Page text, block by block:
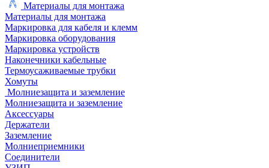
Материалы для монтажа
Материалы для монтажа
Маркировка для кабеля и клемм
Маркировка оборудования
Маркировка устройств
Наконечники кабельные
Термоусаживаемые трубки
Хомуты
Молниезащита и заземление
Молниезащита и заземление
Аксессуары
Держатели
Заземление
Молниеприемники
Соединители